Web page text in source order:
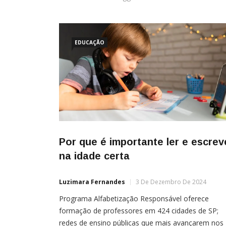
EDUCAÇÃO
Por que é importante ler e
na idade certa
Luzimara Fernandes 3 De Dezembro De 2024
Programa Alfabetização Responsável oferece
formação de professores em 424 cidades de SP;
redes de ensino públicas que mais avançarem nos